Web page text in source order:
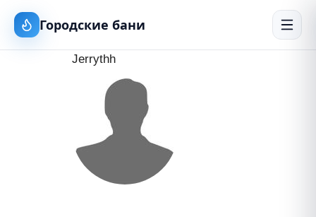
Городские бани
Jerrythh